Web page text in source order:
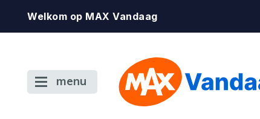
Welkom op MAX Vandaag
menu